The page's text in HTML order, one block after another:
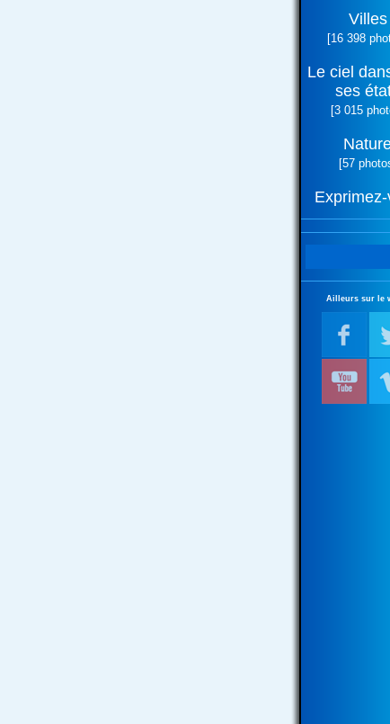
Villes
[16 398
Le ciel
ses
[3 015
[57
Ailleurs sur le